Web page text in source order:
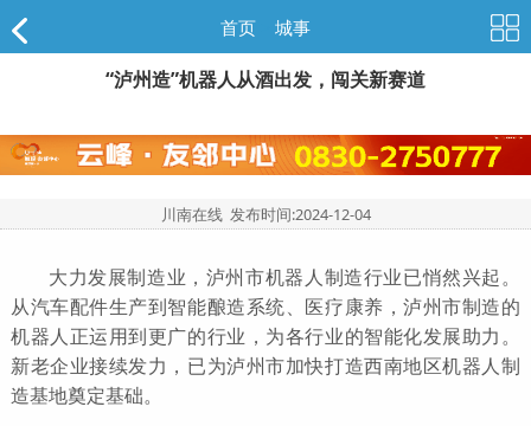
首页 城事
“泸州造”机器人从酒出发，闯关新赛道
川南在线 发布时间:2024-12-04
大力发展制造业，泸州市机器人制造行业已悄然兴起。
从汽车配件生产到智能酿造系统、医疗康养，泸州市制造的
机器人正运用到更广的行业，为各行业的智能化发展助力。
新老企业接续发力，已为泸州市加快打造西南地区机器人制
造基地奠定基础。